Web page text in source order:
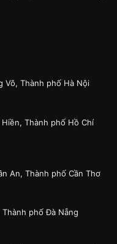
Võ, Thành phố Hà Nội
Thành phố Hồ Chí
An, Thành phố Cần Thơ
phố Đà Nẵng